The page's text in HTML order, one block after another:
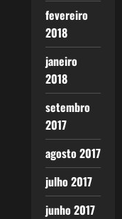
fevereiro
2018
janeiro
2018
setembro
2017
agosto 2017
julho 2017
junho 2017